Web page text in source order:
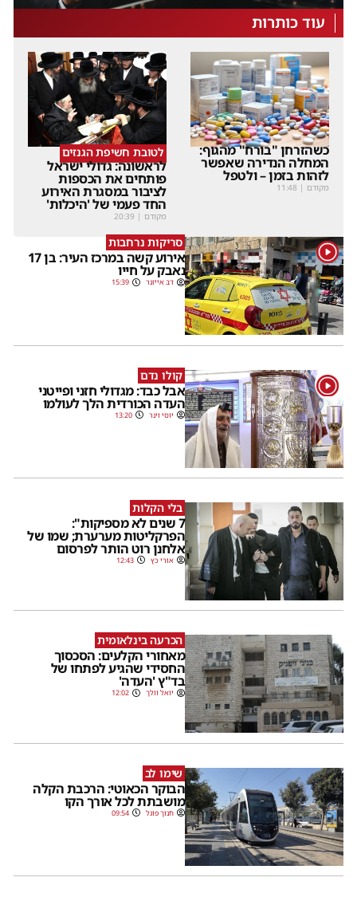
עוד כותרות
כשהזרחן "בורח" מהגוף:
המחלה הנדירה שאפשר
לזהות בזמן – ולטפל
מקודם |
11:48
לטובת חשיפת הגנזים
לראשונה: גדולי ישראל
פותחים את הכספות
לציבור במסגרת האירוע
החד פעמי של 'היכלות'
מקודם |
20:39
1 סריקות נרחבות
אירוע קשה במרכז העיר: בן 17
נאבק על חייו
דב אייזנר 15:39
1 קולו נדם
אבל כבד: מגדולי חזני ופייטני
העדה הכורדית הלך לעולמו
יוסי וינר 13:20
בלי הקלות
7 שנים לא מספיקות":
הפרקליטות מערערת; שמו של
אלחנן רוט הותר לפרסום
אורי כץ 12:43
הכרעה בינלאומית
מאחורי הקלעים: הסכסוך
החסידי שהגיע לפתחו של
בד"ץ 'העדה'
יואל וולך 12:02
שימו לב
הבוקר הכאוטי: הרכבת הקלה
מושבתת לכל אורך הקו
חנוך פוגל 09:54